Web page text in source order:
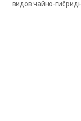
видов чайно-